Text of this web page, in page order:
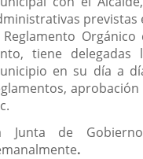
previstas
tiene delegadas
en su día a
Junta de
.